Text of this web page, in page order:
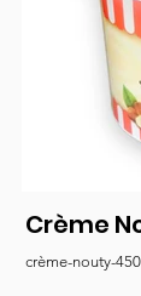
Crème
crème-nouty-